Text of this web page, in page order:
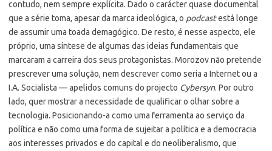
contudo, nem sempre explícita. Dado o carácter quase documental
que a série toma, apesar da marca ideológica, o podcastestá longe
de assumir uma toada demagógico. De resto, é nesse aspecto, ele
próprio, uma síntese de algumas das ideias fundamentais que
marcaram a carreira dos seus protagonistas. Morozov não pretende
prescrever uma solução, nem descrever como seria a Internet ou a
I.A. Socialista — apelidos comuns do projecto Cybersyn. Por outro
lado, quer mostrar a necessidade de qualificar o olhar sobre a
tecnologia. Posicionando-a como uma ferramenta ao serviço da
política e não como uma forma de sujeitar a política e a democracia
aos interesses privados e do capital e do neoliberalismo, que